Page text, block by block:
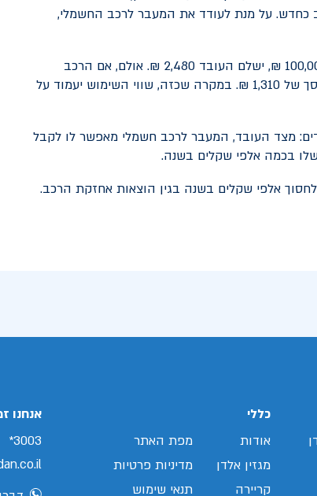
של 2.48% משווי הרכב כחדש. על מנת לעודד את המעבר לרכב החשמלי,
לדוגמא: בגין שימוש ברכב שעלותו כחדש היא 100,000 ₪, ישלם העובד 2,480 ₪. אולם, אם הרכב
הצמוד הינו רכב חשמלי, תינתן הפחתה נוספת בסך של 1,310 ₪. במקרה שכזה, שווי השימוש יעמוד על
מצד העובד, המעבר לרכב חשמלי מאפשר לו לקבל
בכמה אלפי שקלים בשנה.
אלפי שקלים בשנה בגין הוצאות אחזקת הרכב.
כללי
אודות
מגזין אלדן
קריירה
מפת האתר
מדיניות פרטיות
תנאי שימוש
אנחנו
3003*